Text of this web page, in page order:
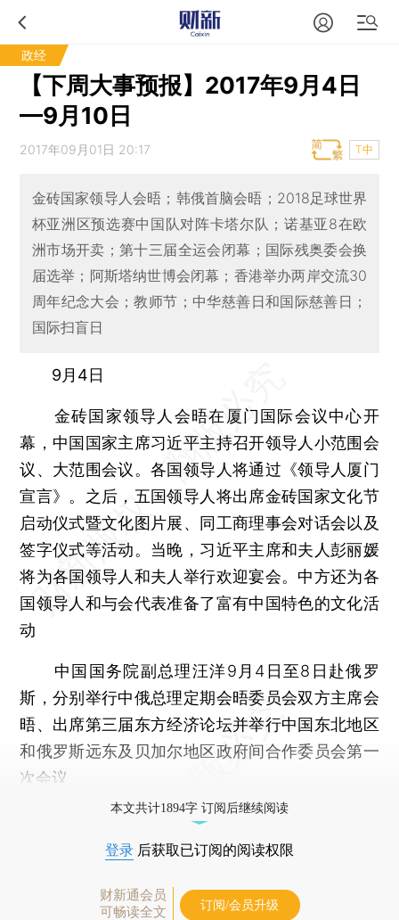
政经
【下周大事预报】2017年9月4日
—9月10日
2017年09月01日 20:17 T中
金砖国家领导人会晤；韩俄首脑会晤；2018足球世界
杯亚洲区预选赛中国队对阵卡塔尔队；诺基亚8在欧
洲市场开卖；第十三届全运会闭幕；国际残奥委会换
届选举；阿斯塔纳世博会闭幕；香港举办两岸交流30
周年纪念大会；教师节；中华慈善日和国际慈善日；
国际扫盲日
9月4日
金砖国家领导人会晤在厦门国际会议中心开
幕，中国国家主席习近平主持召开领导人小范围会
议、大范围会议。各国领导人将通过《领导人厦门
宣言》。之后，五国领导人将出席金砖国家文化节
启动仪式暨文化图片展、同工商理事会对话会以及
签字仪式等活动。当晚，习近平主席和夫人彭丽媛
将为各国领导人和夫人举行欢迎宴会。中方还为各
国领导人和与会代表准备了富有中国特色的文化活
动
中国国务院副总理汪洋9月4日至8日赴俄罗
斯，分别举行中俄总理定期会晤委员会双方主席会
晤、出席第三届东方经济论坛并举行中国东北地区
和俄罗斯远东及贝加尔地区政府间合作委员会第一
次会议
本文共计1894字 订阅后继续阅读
登录 后获取已订阅的阅读权限
财新通会员
可畅读全文
订阅/会员升级